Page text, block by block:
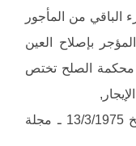
الباقي من المأجور
بإصلاح العين
محكمة الصلح تختص
نقض سوري رقم 229 أساس 33 تاريخ 13/3/1975 ـ مجلة